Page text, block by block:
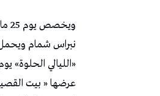
ويخصص يوم 25 مارس لسهرة الأغاني الملتزمة التي تحييها مجموعة
نبراس شمام ويحمل